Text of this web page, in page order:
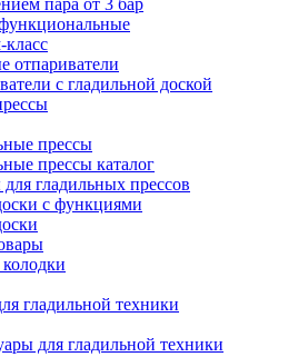
пара от 3 бар
с гладильной доской
прессы
прессы каталог
гладильных прессов
с функциями
гладильной техники
для гладильной техники